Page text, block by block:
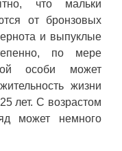
что мальки
от бронзовых
и выпуклые
по мере
особи может
жизни
лет. С возрастом
может немного